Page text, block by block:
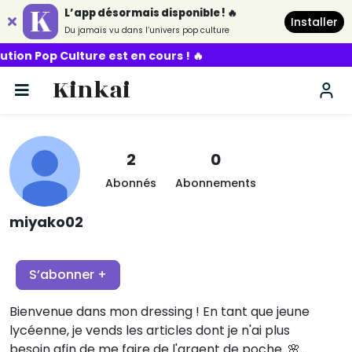
L’app désormais disponible ! 🔥
Du jamais vu dans l’univers pop culture
Installer
Culture est en cours ! 🔥
Kinkai
2
Abonnés
0
Abonnements
miyako02
S’abonner +
Bienvenue dans mon dressing ! En tant que jeune
lycéenne, je vends les articles dont je n'ai plus